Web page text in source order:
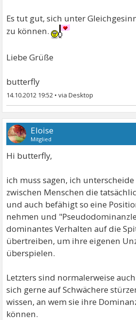
Es tut gut, sich unter
zu können.
Liebe Grüße
butterfly
14.10.2012 19:52 •
Eloise
Mitglied
Hi butterfly,
ich muss sagen, ich
zwischen Menschen die
und auch befähigt so eine
nehmen und
dominantes Verhalten auf die
übertreiben, um ihre eigenen
überspielen.
Letzters sind normalerweise
sich gerne auf Schwächere
wissen, an wem sie ihre
können.